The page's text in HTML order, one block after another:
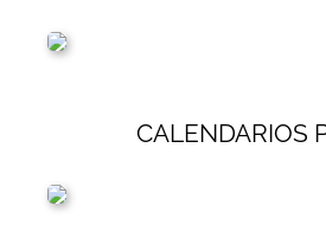
CALENDARIOS